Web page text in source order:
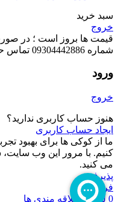
سبد خرید
خروج
قیمت ها بروز است ؛ در
شماره 09304442886 تماس حاصل فرمایید.
ورود
خروج
هنوز حساب کاربری ندارید؟
ایجاد حساب کاربری
ما از کوکی ها برای بهبود
کنیم. با مرور این وب سایت،
می کنید.
پذیرفتن
فروشگاه
0 لیست علاقه مندی ها